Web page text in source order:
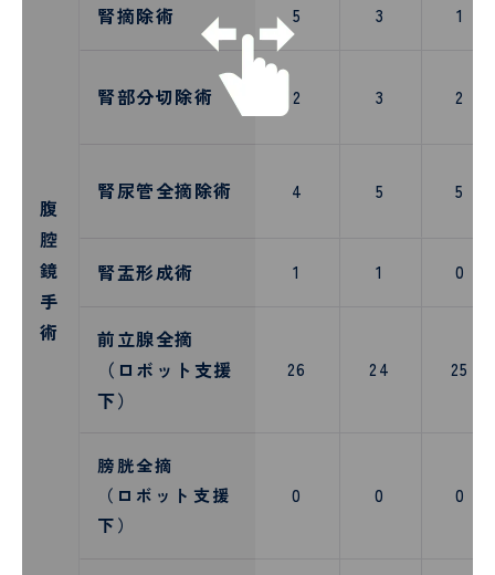
腹
腔
鏡
手
術
腎摘除術 5 3 1
腎部分切除術 2 3 2
腎尿管全摘除術 4 5 5
腎盂形成術 1 1 0
前立腺全摘
（ロボット支援
下）
26 24 25
膀胱全摘
（ロボット支援
下）
0 0 0